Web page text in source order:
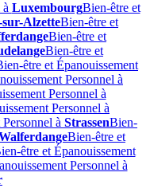
LuxembourgBien-être et
sur-AlzetteBien-être et
Bien-être et
Bien-être et
être et Épanouissement
Personnel à
Personnel à
Personnel à
à StrassenBien-
Bien-être et
être et Épanouissement
Personnel à